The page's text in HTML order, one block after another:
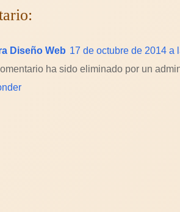
Diseño Web 17 de octubre de 2014 a
ha sido eliminado por un